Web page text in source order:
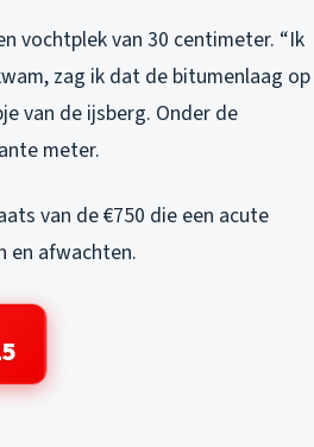
vochtplek van 30 centimeter. “Ik
zag ik dat de bitumenlaag op
van de ijsberg. Onder de
meter.
van de €750 die een acute
en afwachten.